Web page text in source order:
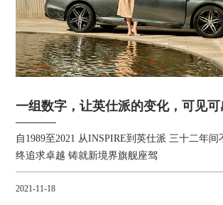
一组数字，让英仕派的变化，可见可
自1989至2021 从INSPIRE到英仕派 三十二年
终追求卓越 铸就新境界旗舰座驾
2021-11-18